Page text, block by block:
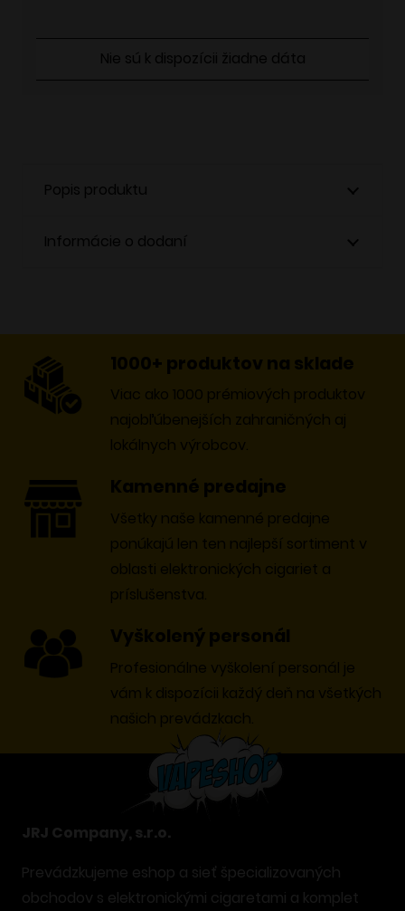
Nie sú k dispozícii žiadne dáta
Popis produktu
Informácie o dodaní
1000+ produktov na sklade
Viac ako 1000 prémiových produktov
najobľúbenejších zahraničných aj
lokálnych výrobcov.
Kamenné predajne
Všetky naše kamenné predajne
ponúkajú len ten najlepší sortiment v
oblasti elektronických cigariet a
príslušenstva.
Vyškolený personál
Profesionálne vyškolení personál je
vám k dispozícii každý deň na všetkých
našich prevádzkach.
JRJ Company, s.r.o.
Prevádzkujeme eshop a sieť špecializovaných
obchodov s elektronickými cigaretami a komplet